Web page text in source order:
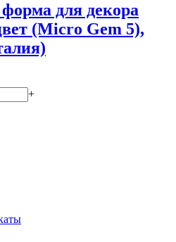
для декора
(Micro Gem 5),
+